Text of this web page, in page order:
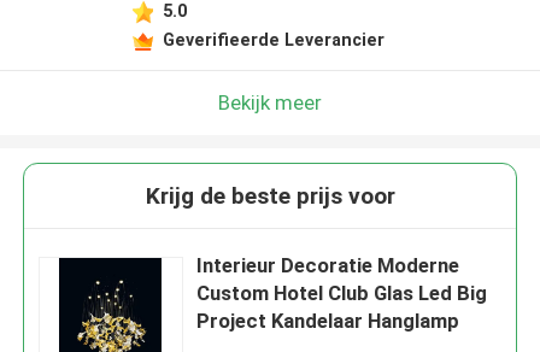
5.0
Geverifieerde Leverancier
Bekijk meer
Krijg de beste prijs voor
Interieur Decoratie Moderne
Custom Hotel Club Glas Led Big
Project Kandelaar Hanglamp